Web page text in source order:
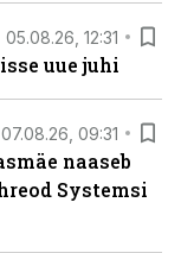
05.08.26, 12:31
uue juhi
07.08.26, 09:31
naaseb
Systemsi